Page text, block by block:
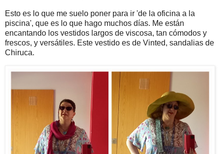
Esto es lo que me suelo poner para ir 'de la oficina a la
piscina', que es lo que hago muchos días. Me están
encantando los vestidos largos de viscosa, tan cómodos y
frescos, y versátiles. Este vestido es de Vinted, sandalias de
Chiruca.